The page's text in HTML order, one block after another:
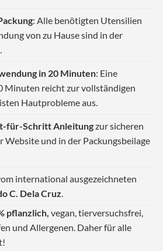
: Alle benötigten Utensilien
von zu Hause sind in der
in 20 Minuten: Eine
Minuten reicht zur vollständigen
Hautprobleme aus.
für-Schritt Anleitungzur sicheren
Website und in der Packungsbeilage
international ausgezeichneten
C. Dela Cruz.
pflanzlich, vegan, tierversuchsfrei,
und Allergenen. Daher für alle